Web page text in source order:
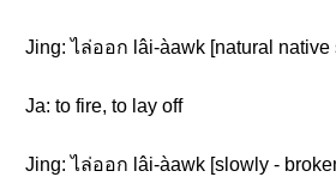
Jing: ไล่ออก lâi-àawk [natural native
Ja: to fire, to lay off
Jing: ไล่ออก lâi-àawk [slowly -